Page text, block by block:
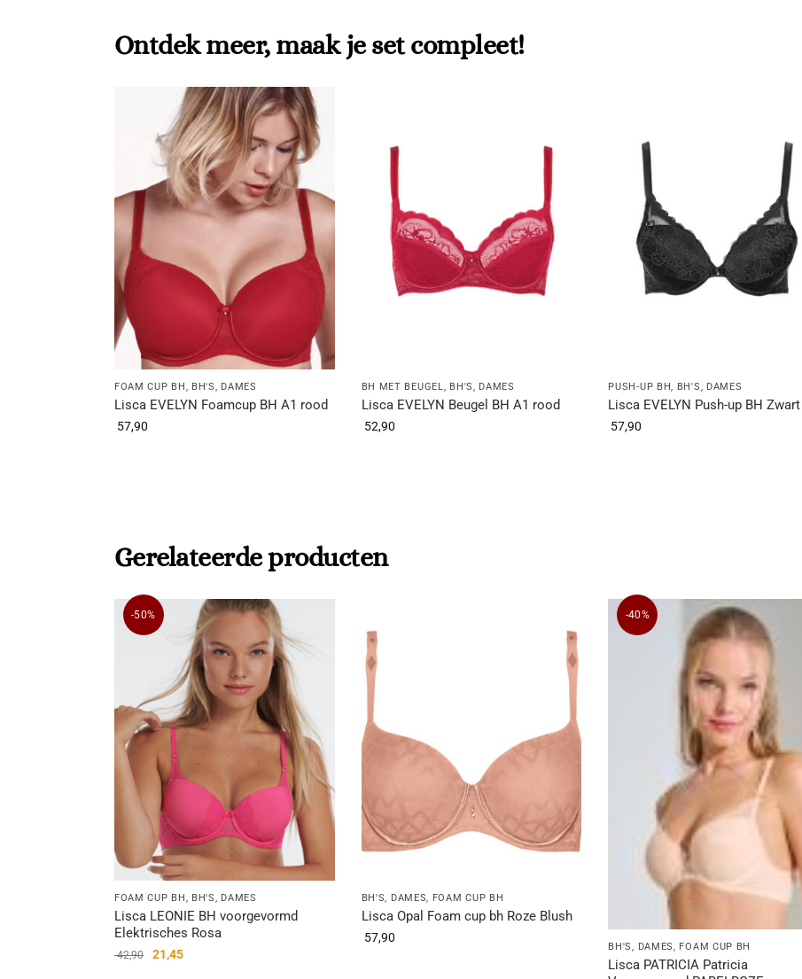
Ontdek meer, maak je set compleet!
FOAM CUP BH BH'S DAMES
Lisca EVELYN Foamcup BH A1 rood
57,90
BH MET BEUGEL BH'S DAMES
Lisca EVELYN Beugel BH A1 rood
52,90
PUSH-UP BH BH'S DAMES
Lisca EVELYN Push-up BH Zwart
57,90
Gerelateerde producten
-50%
FOAM CUP BH, BH'S, DAMES
Lisca LEONIE BH voorgevormd
Elektrisches Rosa
42,90 21,45
BH'S, DAMES, FOAM CUP BH
Lisca Opal Foam cup bh Roze Blush
57,90
-40%
BH'S, DAMES, FOAM CUP BH
Lisca PATRICIA Patricia